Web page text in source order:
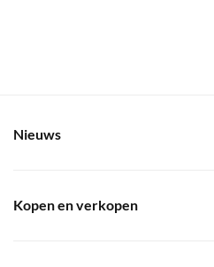
Nieuws
Kopen en verkopen